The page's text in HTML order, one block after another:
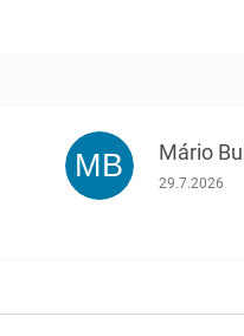
z 5 hviezdičiek.
MB Mário
29.7.2026